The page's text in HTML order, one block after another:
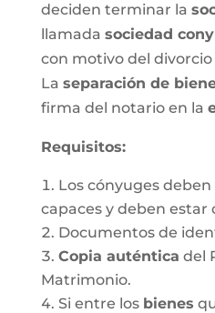
deciden terminar la
llamada sociedad
con motivo del divorcio
La separación de
firma del notario en la
Requisitos:
Los cónyuges
capaces y deben estar
Documentos de
Copia auténtica del
Matrimonio.
Si entre los bienes